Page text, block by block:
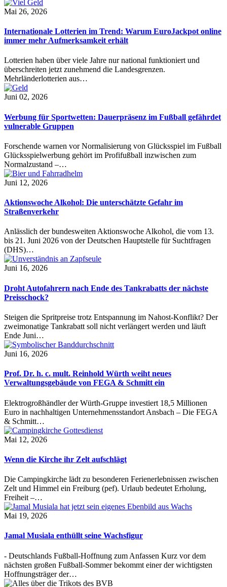
Mai 26, 2026
Internationale Lotterien im Trend: Warum EuroJackpot online
immer mehr Aufmerksamkeit erhält
Lotterien haben über viele Jahre nur national funktioniert und
überschreiten jetzt zunehmend die Landesgrenzen.
Mehrländerlotterien aus…
Juni 02, 2026
Werbung für Sportwetten: Dauerpräsenz im Fußball gefährdet
vulnerable Gruppen
Forschende warnen vor Normalisierung von Glücksspiel im Fußball
Glücksspielwerbung gehört im Profifußball inzwischen zum
Normalzustand –…
Juni 12, 2026
Aktionswoche Alkohol: Die unterschätzte Gefahr im
Straßenverkehr
Anlässlich der bundesweiten Aktionswoche Alkohol, die vom 13.
bis 21. Juni 2026 von der Deutschen Hauptstelle für Suchtfragen
(DHS)…
Juni 16, 2026
Droht Autofahrern nach Ende des Tankrabatts der nächste
Preisschock?
Steigen die Spritpreise trotz Entspannung im Nahost-Konflikt? Der
zweimonatige Tankrabatt soll nicht verlängert werden und läuft
Ende Juni…
Juni 16, 2026
Prof. Dr. h. c. mult. Reinhold Würth weiht neues
Verwaltungsgebäude von FEGA & Schmitt ein
Elektrogroßhändler der Würth-Gruppe investiert 18,5 Millionen
Euro in nachhaltigen Unternehmensstandort Ansbach – Die FEGA
& Schmitt…
Mai 12, 2026
Wenn die Kirche ihr Zelt aufschlägt
Die Campingkirche lädt zu besonderen Ferienerlebnissen zwischen
Zelt und Himmel ein Freiburg (pef). Urlaub bedeutet Erholung,
Freiheit –…
Mai 19, 2026
Jamal Musiala enthüllt seine Wachsfigur
- Deutschlands Fußball-Hoffnung zum Anfassen Kurz vor dem
nächsten großen Fußball-Sommer bekommt einer der wichtigsten
Hoffnungsträger der…